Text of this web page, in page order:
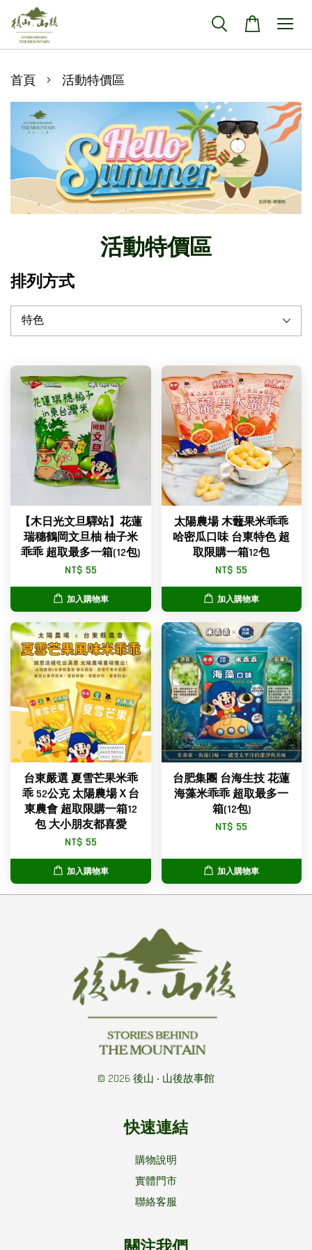
首頁 › 活動特價區
活動特價區
排列方式
【木日光文旦驛站】花蓮
瑞穗鶴岡文旦柚 柚子米
乖乖 超取最多一箱(12包)
NT$ 55
加入購物車
太陽農場 木虌果米乖乖
哈密瓜口味 台東特色 超
取限購一箱12包
NT$ 55
加入購物車
台東嚴選 夏雪芒果米乖
乖 52公克 太陽農場Ｘ台
東農會 超取限購一箱12
包 大小朋友都喜愛
NT$ 55
加入購物車
台肥集團 台海生技 花蓮
海藻米乖乖 超取最多一
箱(12包)
NT$ 55
加入購物車
© 2026 後山 ‧ 山後故事館
快速連結
購物說明
實體門市
聯絡客服